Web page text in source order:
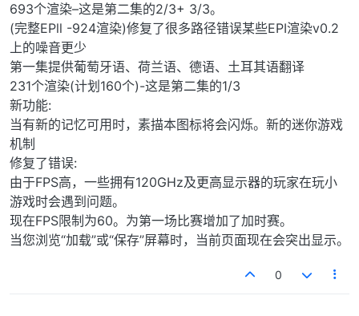
693个渲染–这是第二集的2/3+ 3/3。
(完整EPll -924渲染)修复了很多路径错误某些EPI渲染v0.2
上的噪音更少
第一集提供葡萄牙语、荷兰语、德语、土耳其语翻译
231个渲染(计划160个)-这是第二集的1/3
新功能:
当有新的记忆可用时，素描本图标将会闪烁。新的迷你游戏
机制
修复了错误:
由于FPS高，一些拥有120GHz及更高显示器的玩家在玩小
游戏时会遇到问题。
现在FPS限制为60。为第一场比赛增加了加时赛。
当您浏览“加载”或“保存”屏幕时，当前页面现在会突出显示。
0